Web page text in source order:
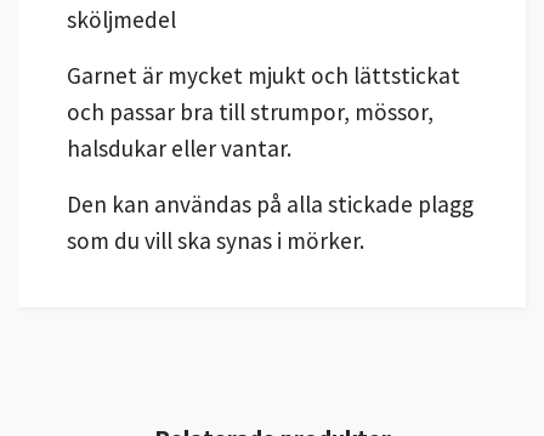
sköljmedel
Garnet är mycket mjukt och lättstickat
och passar bra till strumpor, mössor,
halsdukar eller vantar.
Den kan användas på alla stickade plagg
som du vill ska synas i mörker.